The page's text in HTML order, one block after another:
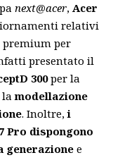
next@acer, Acer
relativi
per
presentato il
300per la
lamodellazione
. Inoltre,i
Pro dispongono
generazione e